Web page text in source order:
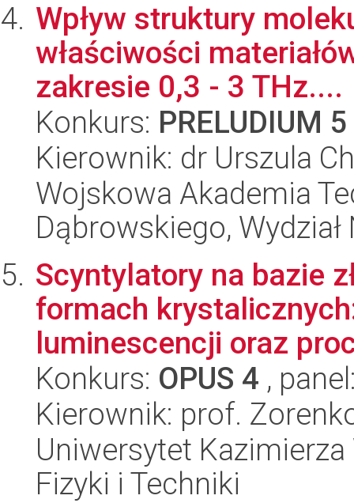
Wpływ struktury
właściwości
zakresie 0,3 - 3 THz....
Konkurs: PRELUDIUM 5
Kierownik: dr Urszula
Wojskowa Akademia
Dąbrowskiego,
Scyntylatory na bazie
formach
luminescencji oraz
Konkurs: OPUS 4 ,
Kierownik: prof.
Uniwersytet Kazimierza
Fizyki i Techniki